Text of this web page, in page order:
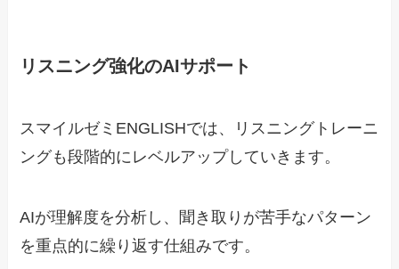
リスニング強化のAIサポート
スマイルゼミENGLISHでは、リスニングトレーニ
ングも段階的にレベルアップしていきます。
AIが理解度を分析し、聞き取りが苦手なパターン
を重点的に繰り返す仕組みです。